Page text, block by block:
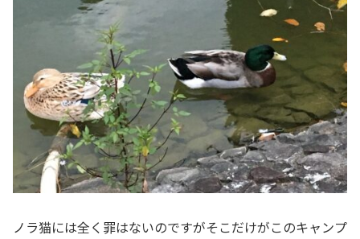
ノラ猫には全く罪はないのですがそこだけがこのキャンプ